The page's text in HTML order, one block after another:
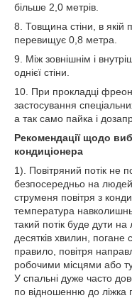
більше 2,0 метрів.
8. Товщина стіни, в якій
перевищує 0,8 метра.
9. Між зовнішнім і
однієї стіни.
10. При прокладці
застосування
а так само пайка і
Рекомендації щодо
кондиціонера
1). Повітряний потік не
безпосередньо на
струменя повітря з
температура
такий потік буде дути
десятків хвилин,
правило, повітря
робочими місцями або
У спальні дуже часто
по відношенню до ліжка